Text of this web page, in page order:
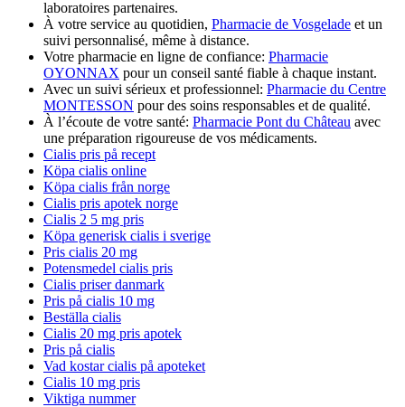
laboratoires partenaires.
À votre service au quotidien, Pharmacie de Vosgelade et un
suivi personnalisé, même à distance.
Votre pharmacie en ligne de confiance: Pharmacie
OYONNAX pour un conseil santé fiable à chaque instant.
Avec un suivi sérieux et professionnel: Pharmacie du Centre
MONTESSON pour des soins responsables et de qualité.
À l’écoute de votre santé: Pharmacie Pont du Château avec
une préparation rigoureuse de vos médicaments.
Cialis pris på recept
Köpa cialis online
Köpa cialis från norge
Cialis pris apotek norge
Cialis 2 5 mg pris
Köpa generisk cialis i sverige
Pris cialis 20 mg
Potensmedel cialis pris
Cialis priser danmark
Pris på cialis 10 mg
Beställa cialis
Cialis 20 mg pris apotek
Pris på cialis
Vad kostar cialis på apoteket
Cialis 10 mg pris
Viktiga nummer